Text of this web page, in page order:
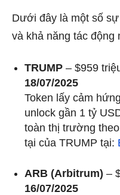
Dưới đây là một số
và khả năng tác
TRUMP – $959
18/07/2025
Token lấy cảm
unlock gần 1 tỷ
toàn thị trường
tại của TRUMP tại:
ARB (Arbitrum) –
16/07/2025